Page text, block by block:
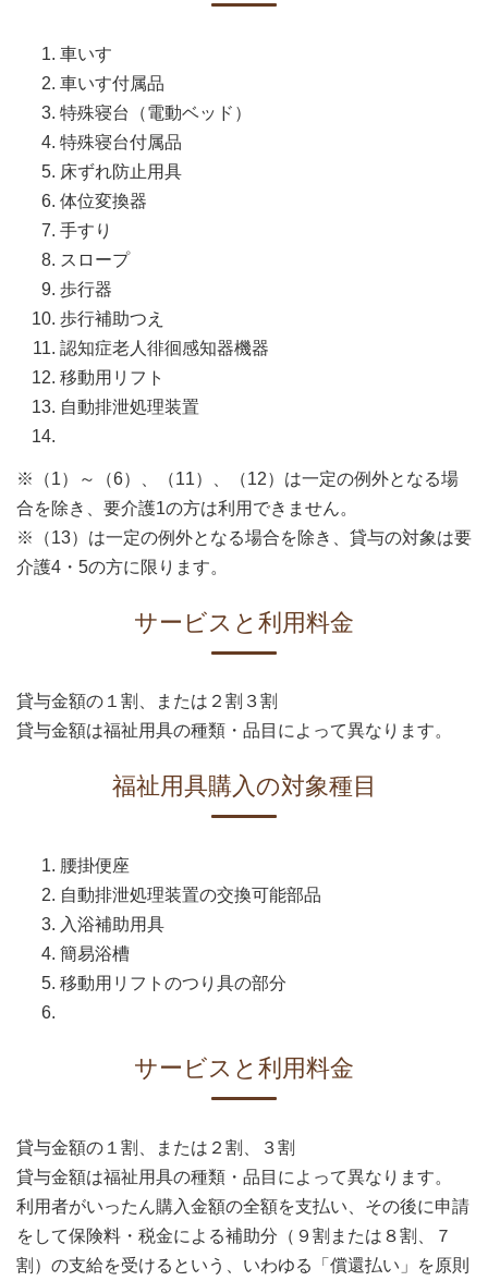
車いす
車いす付属品
特殊寝台（電動ベッド）
特殊寝台付属品
床ずれ防止用具
体位変換器
手すり
スロープ
歩行器
歩行補助つえ
認知症老人徘徊感知器機器
移動用リフト
自動排泄処理装置
※（1）～（6）、（11）、（12）は一定の例外となる場
合を除き、要介護1の方は利用できません。
※（13）は一定の例外となる場合を除き、貸与の対象は要
介護4・5の方に限ります。
サービスと利用料金
貸与金額の１割、または２割３割
貸与金額は福祉用具の種類・品目によって異なります。
福祉用具購入の対象種目
腰掛便座
自動排泄処理装置の交換可能部品
入浴補助用具
簡易浴槽
移動用リフトのつり具の部分
サービスと利用料金
貸与金額の１割、または２割、３割
貸与金額は福祉用具の種類・品目によって異なります。
利用者がいったん購入金額の全額を支払い、その後に申請
をして保険料・税金による補助分（９割または８割、７
割）の支給を受けるという、いわゆる「償還払い」を原則